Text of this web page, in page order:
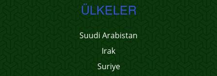
ÜLKELER
Suudi Arabistan
Irak
Suriye